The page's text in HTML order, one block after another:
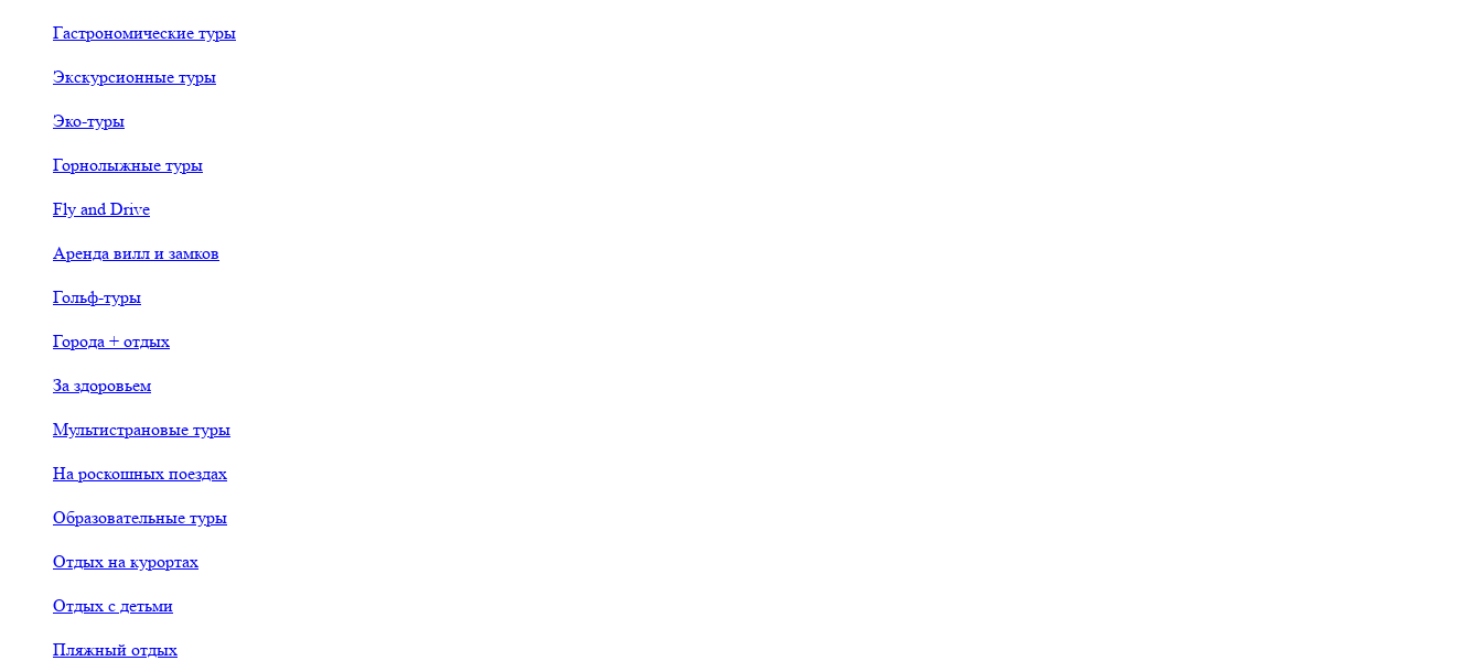
Гастрономические туры
Экскурсионные туры
Эко-туры
Горнолыжные туры
Fly and Drive
Аренда вилл и замков
Гольф-туры
Города + отдых
За здоровьем
Мультистрановые туры
На роскошных поездах
Образовательные туры
Отдых на курортах
Отдых с детьми
Пляжный отдых